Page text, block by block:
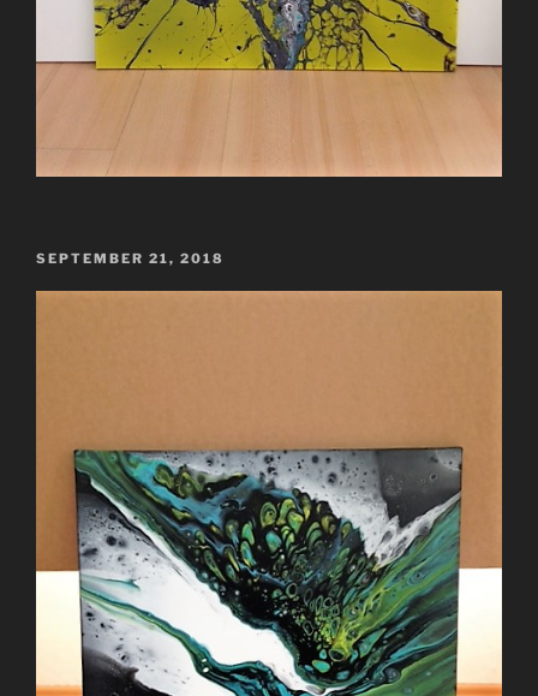
VERÖFFENTLICHT
SEPTEMBER 21, 2018